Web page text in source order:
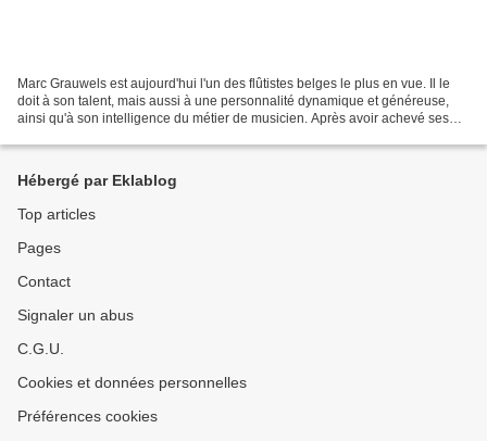
Marc Grauwels est aujourd'hui l'un des flûtistes belges le plus en vue. Il le
doit à son talent, mais aussi à une personnalité dynamique et généreuse,
ainsi qu'à son intelligence du métier de musicien. Après avoir achevé ses
Hébergé par Eklablog
Top articles
Pages
Contact
Signaler un abus
C.G.U.
Cookies et données personnelles
Préférences cookies